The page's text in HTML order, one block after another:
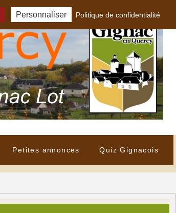
Petites annonces Quiz Gignacois
Personnaliser Politique de confidentialité